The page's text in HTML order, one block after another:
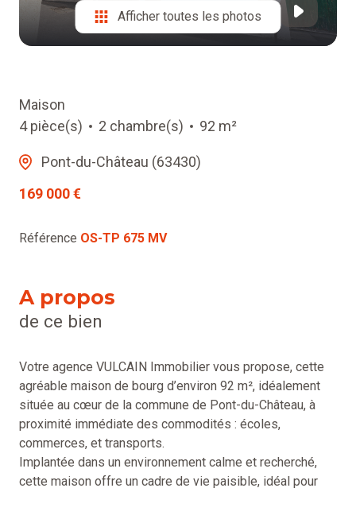
Afficher toutes les photos
Maison
4 pièce(s)
2 chambre(s) 92 m²
Pont-du-Château (63430)
169 000 €
Référence OS-TP 675 MV
A propos
de ce bien
Votre agence VULCAIN Immobilier vous propose, cette
agréable maison de bourg d’environ 92 m², idéalement
située au cœur de la commune de Pont-du-Château, à
proximité immédiate des commodités : écoles,
commerces, et transports.
Implantée dans un environnement calme et recherché,
cette maison offre un cadre de vie paisible, idéal pour